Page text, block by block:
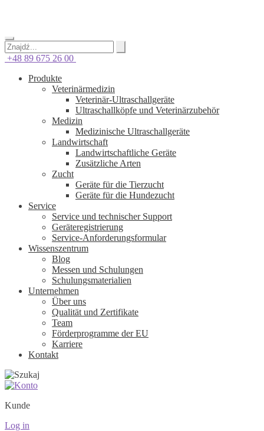
+48 89 675 26 00
Produkte
Veterinärmedizin
Veterinär-Ultraschallgeräte
Ultraschallköpfe und Veterinärzubehör
Medizin
Medizinische Ultraschallgeräte
Landwirtschaft
Landwirtschaftliche Geräte
Zusätzliche Arten
Zucht
Geräte für die Tierzucht
Geräte für die Hundezucht
Service
Service und technischer Support
Geräteregistrierung
Service-Anforderungsformular
Wissenszentrum
Blog
Messen und Schulungen
Schulungsmaterialien
Unternehmen
Über uns
Qualität und Zertifikate
Team
Förderprogramme der EU
Karriere
Kontakt
Kunde
Log in